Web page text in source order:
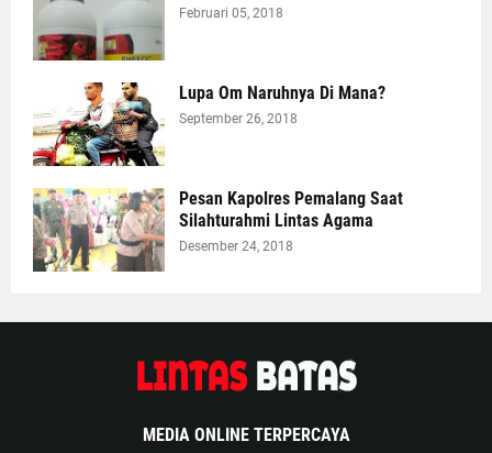
Februari 05, 2018
Lupa Om Naruhnya Di Mana?
September 26, 2018
Pesan Kapolres Pemalang Saat
Silahturahmi Lintas Agama
Desember 24, 2018
MEDIA ONLINE TERPERCAYA